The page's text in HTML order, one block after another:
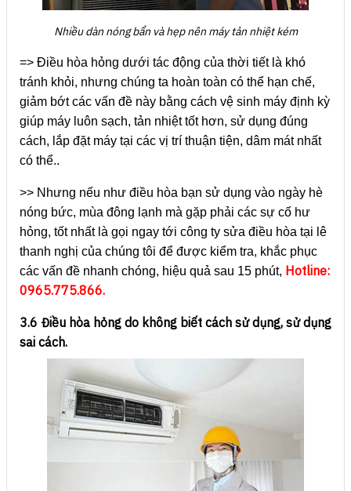
Nhiều dàn nóng bẩn và hẹp nên máy tản nhiệt kém
=> Điều hòa hỏng dưới tác động của thời tiết là khó
tránh khỏi, nhưng chúng ta hoàn toàn có thể hạn chế,
giảm bớt các vấn đề này bằng cách vệ sinh máy định kỳ
giúp máy luôn sạch, tản nhiệt tốt hơn, sử dụng đúng
cách, lắp đặt máy tại các vị trí thuận tiện, dâm mát nhất
có thể..
>> Nhưng nếu như điều hòa bạn sử dụng vào ngày hè
nóng bức, mùa đông lạnh mà gặp phải các sự cố hư
hỏng, tốt nhất là gọi ngay tới công ty sửa điều hòa tại lê
thanh nghị của chúng tôi để được kiểm tra, khắc phục
các vấn đề nhanh chóng, hiệu quả sau 15 phút, Hotline:
0965.775.866.
3.6 Điều hòa hỏng do không biết cách sử dụng, sử dụng
sai cách.